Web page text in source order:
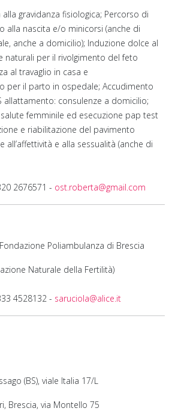
alla gravidanza fisiologica; Percorso di
alla nascita e/o minicorsi (anche di
anche a domicilio); Induzione dolce al
naturali per il rivolgimento del feto
al travaglio in casa e
per il parto in ospedale; Accudimento
allattamento: consulenze a domicilio;
femminile ed esecuzione pap test
e riabilitazione del pavimento
all’affettività e alla sessualità (anche di
2676571 - ost.roberta@gmail.com
Poliambulanza di Brescia
Naturale della Fertilità)
4528132 - saruciola@alice.it
(BS), viale Italia 17/L
Brescia, via Montello 75